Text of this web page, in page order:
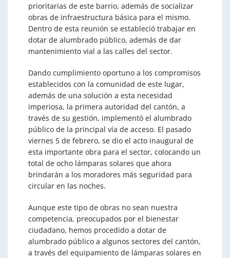
prioritarias de este barrio, además de socializar
obras de infraestructura básica para el mismo.
Dentro de esta reunión se estableció trabajar en
dotar de alumbrado público, además de dar
mantenimiento vial a las calles del sector.
Dando cumplimiento oportuno a los compromisos
establecidos con la comunidad de este lugar,
además de una solución a esta necesidad
imperiosa, la primera autoridad del cantón, a
través de su gestión, implementó el alumbrado
público de la principal vía de acceso. El pasado
viernes 5 de febrero, se dio el acto inaugural de
esta importante obra para el sector, colocando un
total de ocho lámparas solares que ahora
brindarán a los moradores más seguridad para
circular en las noches.
Aunque este tipo de obras no sean nuestra
competencia, preocupados por el bienestar
ciudadano, hemos procedido a dotar de
alumbrado público a algunos sectores del cantón,
a través del equipamiento de lámparas solares en